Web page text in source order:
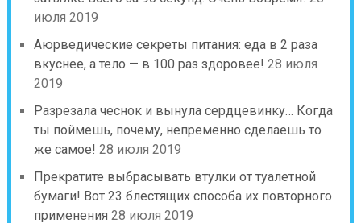
июля 2019
Аюрведические секреты питания: еда в 2 раза
вкуснее, а тело — в 100 раз здоровее! 28 июля
2019
Разрезала чеснок и вынула сердцевинку… Когда
ты поймешь, почему, непременно сделаешь то
же самое! 28 июля 2019
Прекратите выбрасывать втулки от туалетной
бумаги! Вот 23 блестящих способа их повторного
применения 28 июля 2019